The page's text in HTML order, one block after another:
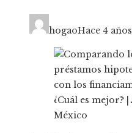
hogaoHace 4 años